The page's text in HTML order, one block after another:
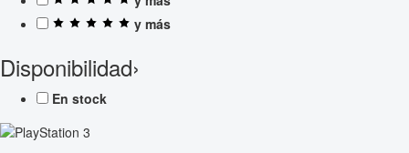
y más
Disponibilidad›
En stock